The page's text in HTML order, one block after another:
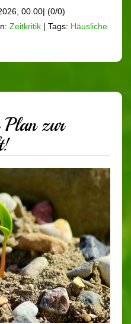
00.00| (0/0)
Zeitkritik | Tags: Häusliche
zur